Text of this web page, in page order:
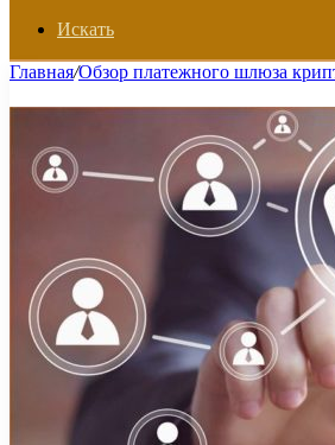
Искать
Главная/Обзор платежного шлюза